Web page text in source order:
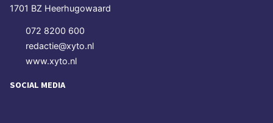
1701 BZ Heerhugowaard
072 8200 600
redactie@xyto.nl
www.xyto.nl
SOCIAL MEDIA